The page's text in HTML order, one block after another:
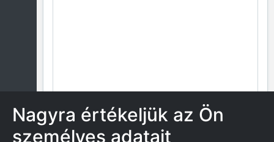
Nagyra értékeljük az Ön
személyes adatait